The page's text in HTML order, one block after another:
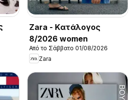
Zara - Kατάλογος
8/2026 women
Από το Σάββατο 01/08/2026
Zara